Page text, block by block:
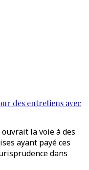
des entretiens avec
la voie à des
ayant payé ces
dans